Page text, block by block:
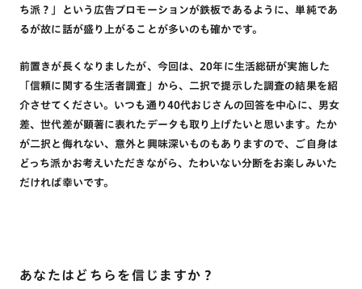
ち派？」という広告プロモーションが鉄板であるように、単純であ
るが故に話が盛り上がることが多いのも確かです。
前置きが長くなりましたが、今回は、20年に生活総研が実施した
「信頼に関する⽣活者調査」から、二択で提示した調査の結果を紹
介させてください。いつも通り40代おじさんの回答を中心に、男女
差、世代差が顕著に表れたデータも取り上げたいと思います。たか
が二択と侮れない、意外と興味深いものもありますので、ご自身は
どっち派かお考えいただきながら、たわいない分断をお楽しみいた
だければ幸いです。
あなたはどちらを信じますか？